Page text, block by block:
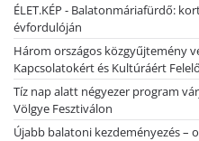
ÉLET.KÉP - Balatonmáriafürdő:
évfordulóján
Három országos közgyűjtemény
Kapcsolatokért és Kultúráért
Tíz nap alatt négyezer program
Völgye Fesztiválon
Újabb balatoni kezdeményezés –